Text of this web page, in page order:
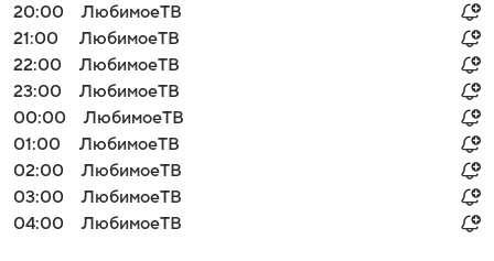
20:00
ЛюбимоеТВ
21:00
ЛюбимоеТВ
22:00
ЛюбимоеТВ
23:00
ЛюбимоеТВ
00:00
ЛюбимоеТВ
01:00
ЛюбимоеТВ
02:00
ЛюбимоеТВ
03:00
ЛюбимоеТВ
04:00
ЛюбимоеТВ